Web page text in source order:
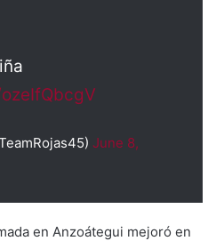
June 8,
en Anzoátegui mejoró en